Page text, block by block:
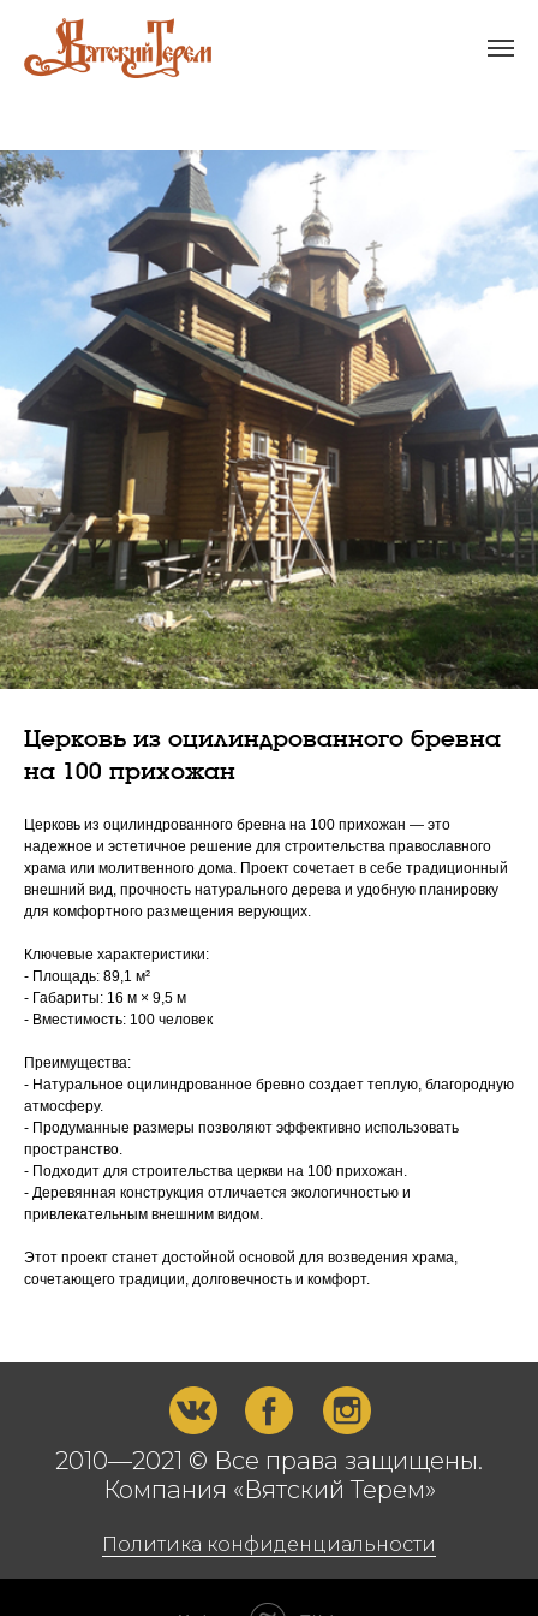
Церковь из оцилиндрованного бревна
на 100 прихожан
Церковь из оцилиндрованного бревна на 100 прихожан — это
надежное и эстетичное решение для строительства православного
храма или молитвенного дома. Проект сочетает в себе традиционный
внешний вид, прочность натурального дерева и удобную планировку
для комфортного размещения верующих.
Ключевые характеристики:
- Площадь: 89,1 м²
- Габариты: 16 м × 9,5 м
- Вместимость: 100 человек
Преимущества:
- Натуральное оцилиндрованное бревно создает теплую, благородную
атмосферу.
- Продуманные размеры позволяют эффективно использовать
пространство.
- Подходит для строительства церкви на 100 прихожан.
- Деревянная конструкция отличается экологичностью и
привлекательным внешним видом.
Этот проект станет достойной основой для возведения храма,
сочетающего традиции, долговечность и комфорт.
2010—2021 © Все права защищены.
Компания «Вятский Терем»
Политика конфиденциальности